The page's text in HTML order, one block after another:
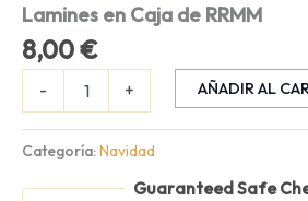
Lamines en Caja de RRMM
8,00€
-
de
RRMM
cantidad
+ AÑADIR AL
Categoría:Navidad
Guaranteed Safe